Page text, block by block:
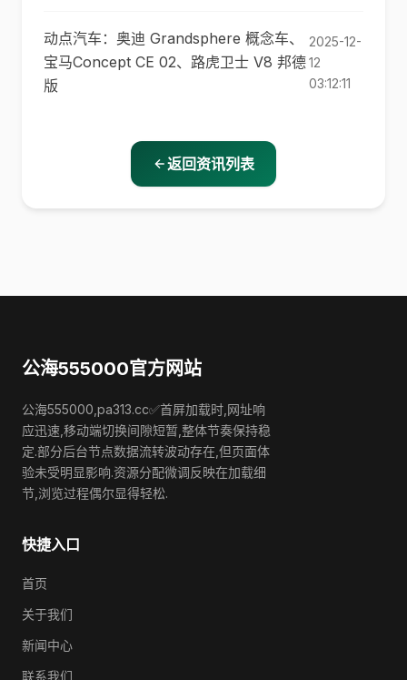
动点汽车：奥迪 Grandsphere 概念车、
宝马Concept CE 02、路虎卫士 V8 邦德
版
2025-12-
12
03:12:11
返回资讯列表
公海555000官方网站
公海555000,pa313.cc✅首屏加载时,网址响
应迅速,移动端切换间隙短暂,整体节奏保持稳
定.部分后台节点数据流转波动存在,但页面体
验未受明显影响.资源分配微调反映在加载细
节,浏览过程偶尔显得轻松.
快捷入口
首页
关于我们
新闻中心
联系我们